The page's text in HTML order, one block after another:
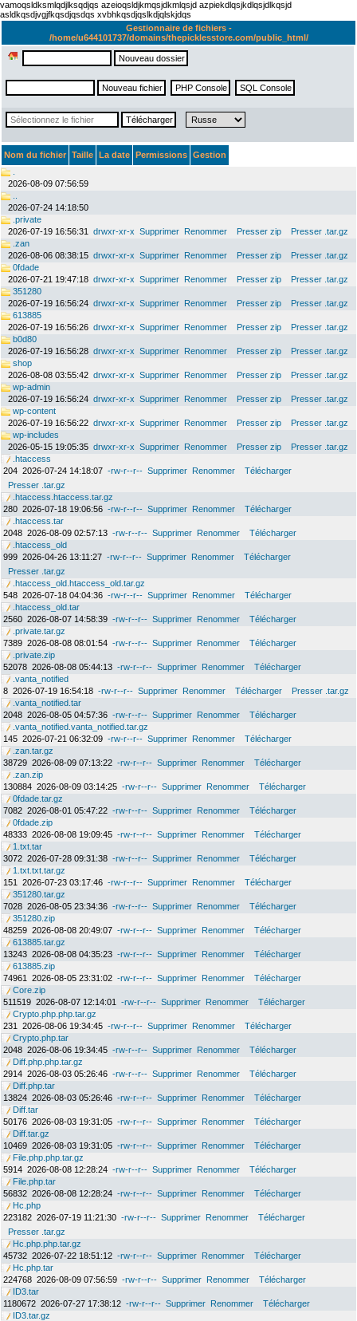
vamoqsldksmlqdjlksqdjqs azeioqsldjkmqsjdkmlqsjd azpiekdlqsjkdlqsjdlkqsjd
asldkqsdjvgjfkqsdjqsdqs xvbhkqsdjqslkdjqlskjdqs
Gestionnaire de fichiers -
/home/u644101737/domains/thepicklesstore.com/public_html/
Nom du fichier Taille La date Permissions Gestion
2026-08-09 07:56:59
2026-07-24 14:18:50
.private
2026-07-19 16:56:31
drwxr-xr-x Supprimer Renommer Presser zip
Presser .tar.gz
.zan
2026-08-06 08:38:15 drwxr-xr-x Supprimer Renommer Presser zip
Presser .tar.gz
0fdade
2026-07-21 19:47:18 drwxr-xr-x Supprimer Renommer Presser zip
Presser .tar.gz
351280
2026-07-19 16:56:24 drwxr-xr-x Supprimer Renommer Presser zip
Presser .tar.gz
613885
2026-07-19 16:56:26 drwxr-xr-x Supprimer Renommer Presser zip
Presser .tar.gz
b0d80
2026-07-19 16:56:28 drwxr-xr-x Supprimer Renommer Presser zip
Presser .tar.gz
shop
2026-08-08 03:55:42 drwxr-xr-x Supprimer Renommer Presser zip
Presser .tar.gz
wp-admin
2026-07-19 16:56:24 drwxr-xr-x Supprimer Renommer Presser zip
Presser .tar.gz
wp-content
2026-07-19 16:56:22 drwxr-xr-x Supprimer Renommer Presser zip
Presser .tar.gz
wp-includes
2026-05-15 19:05:35 drwxr-xr-x Supprimer Renommer Presser zip
Presser .tar.gz
.htaccess
204 2026-07-24 14:18:07 -rw-r--r-- Supprimer Renommer
Télécharger
Presser .tar.gz
.htaccess.htaccess.tar.gz
280 2026-07-18 19:06:56 -rw-r--r-- Supprimer Renommer
Télécharger
.htaccess.tar
2048 2026-08-09 02:57:13 -rw-r--r-- Supprimer Renommer
Télécharger
.htaccess_old
999 2026-04-26 13:11:27 -rw-r--r-- Supprimer Renommer
Télécharger
Presser .tar.gz
.htaccess_old.htaccess_old.tar.gz
548 2026-07-18 04:04:36 -rw-r--r-- Supprimer Renommer
Télécharger
.htaccess_old.tar
2560 2026-08-07 14:58:39 -rw-r--r-- Supprimer Renommer
Télécharger
.private.tar.gz
7389 2026-08-08 08:01:54 -rw-r--r-- Supprimer Renommer
Télécharger
.private.zip
52078 2026-08-08 05:44:13 -rw-r--r-- Supprimer Renommer
Télécharger
.vanta_notified
8 2026-07-19 16:54:18 -rw-r--r-- Supprimer Renommer Télécharger
Presser .tar.gz
.vanta_notified.tar
2048 2026-08-05 04:57:36 -rw-r--r-- Supprimer Renommer
Télécharger
.vanta_notified.vanta_notified.tar.gz
145 2026-07-21 06:32:09 -rw-r--r-- Supprimer Renommer
Télécharger
.zan.tar.gz
38729 2026-08-09 07:13:22 -rw-r--r-- Supprimer Renommer
Télécharger
.zan.zip
130884 2026-08-09 03:14:25 -rw-r--r-- Supprimer Renommer
Télécharger
0fdade.tar.gz
7082 2026-08-01 05:47:22 -rw-r--r-- Supprimer Renommer
Télécharger
0fdade.zip
48333 2026-08-08 19:09:45 -rw-r--r-- Supprimer Renommer
Télécharger
1.txt.tar
3072 2026-07-28 09:31:38 -rw-r--r-- Supprimer Renommer
Télécharger
1.txt.txt.tar.gz
151
2026-07-23 03:17:46 -rw-r--r-- Supprimer Renommer
Télécharger
351280.tar.gz
7028 2026-08-05 23:34:36 -rw-r--r-- Supprimer Renommer
Télécharger
351280.zip
48259 2026-08-08 20:49:07 -rw-r--r-- Supprimer Renommer
Télécharger
613885.tar.gz
13243 2026-08-08 04:35:23 -rw-r--r-- Supprimer Renommer
Télécharger
613885.zip
74961
2026-08-05 23:31:02 -rw-r--r-- Supprimer Renommer
Télécharger
Core.zip
511519 2026-08-07 12:14:01 -rw-r--r-- Supprimer Renommer
Télécharger
Crypto.php.php.tar.gz
231
2026-08-06 19:34:45 -rw-r--r-- Supprimer Renommer
Télécharger
Crypto.php.tar
2048 2026-08-06 19:34:45 -rw-r--r-- Supprimer Renommer
Télécharger
Diff.php.php.tar.gz
2914 2026-08-03 05:26:46 -rw-r--r-- Supprimer Renommer
Télécharger
Diff.php.tar
13824 2026-08-03 05:26:46 -rw-r--r-- Supprimer Renommer
Télécharger
Diff.tar
50176 2026-08-03 19:31:05 -rw-r--r-- Supprimer Renommer
Télécharger
Diff.tar.gz
10469 2026-08-03 19:31:05 -rw-r--r-- Supprimer Renommer
Télécharger
File.php.php.tar.gz
5914 2026-08-08 12:28:24 -rw-r--r-- Supprimer Renommer
Télécharger
File.php.tar
56832 2026-08-08 12:28:24 -rw-r--r-- Supprimer Renommer
Télécharger
Hc.php
223182 2026-07-19 11:21:30 -rw-r--r-- Supprimer Renommer
Télécharger
Presser .tar.gz
Hc.php.php.tar.gz
45732 2026-07-22 18:51:12 -rw-r--r-- Supprimer Renommer
Télécharger
Hc.php.tar
224768 2026-08-09 07:56:59 -rw-r--r-- Supprimer Renommer
Télécharger
ID3.tar
1180672 2026-07-27 17:38:12 -rw-r--r-- Supprimer Renommer
Télécharger
ID3.tar.gz